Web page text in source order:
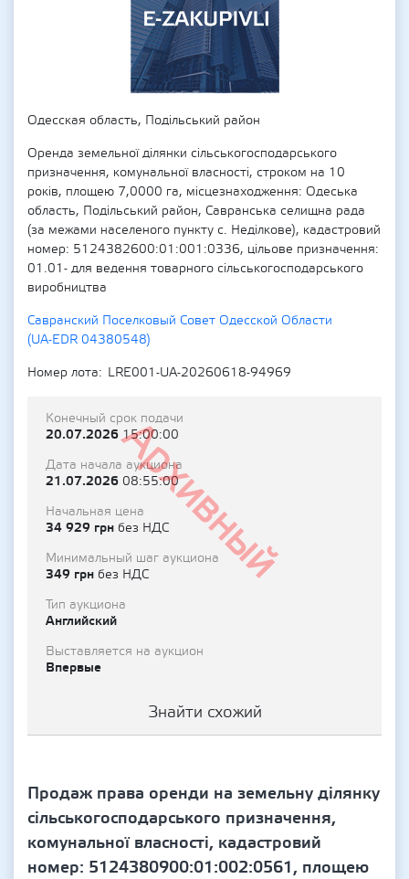
Одесская область, Подільський район
Оренда земельної ділянки сільськогосподарського
призначення, комунальної власності, строком на 10
років, площею 7,0000 га, місцезнаходження: Одеська
область, Подільський район, Савранська селищна рада
(за межами населеного пункту с. Неділкове), кадастровий
номер: 5124382600:01:001:0336, цільове призначення:
01.01- для ведення товарного сільськогосподарського
виробництва
Савранский Поселковый Совет Одесской Области
(UA-EDR 04380548)
Номер лота
LRE001-UA-20260618-94969
Архивный
Конечный срок подачи
20.07.202615:00:00
Дата начала аукциона
21.07.2026 08:55:00
Начальная цена
34 929 грн без НДС
Минимальный шаг аукциона
349 грн без НДС
Тип аукциона
Английский
Выставляется на аукцион
Впервые
Знайти схожий
Продаж права оренди на земельну ділянку
сільськогосподарського призначення,
комунальної власності, кадастровий
номер: 5124380900:01:002:0561, площею